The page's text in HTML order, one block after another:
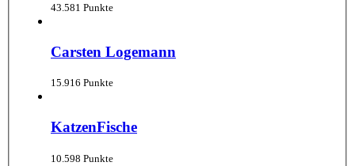
43.581 Punkte
Carsten Logemann
15.916 Punkte
KatzenFische
10.598 Punkte